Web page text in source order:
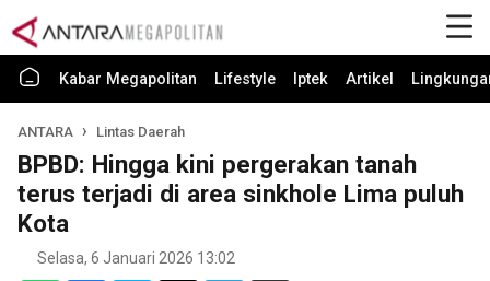
Kabar Megapolitan Lifestyle Iptek Artikel
ANTARA Lintas Daerah
BPBD: Hingga kini pergerakan tanah
terus terjadi di area sinkhole Lima puluh
Kota
Selasa, 6 Januari 2026 13:02